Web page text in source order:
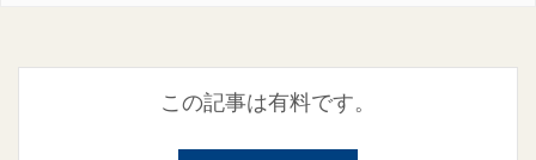
この記事は有料です。